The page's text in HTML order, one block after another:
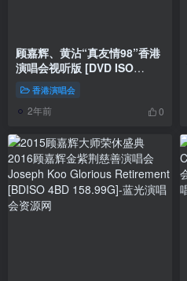
顾嘉辉、黄沾“真友情98”香港
演唱会视听版 [DVD ISO
4.14G+4.40G]
香港演唱会
2年前 0